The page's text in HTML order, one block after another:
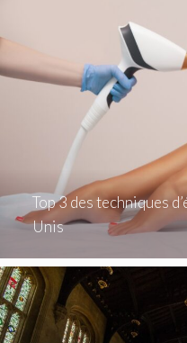
Top 3 des techniques
Unis